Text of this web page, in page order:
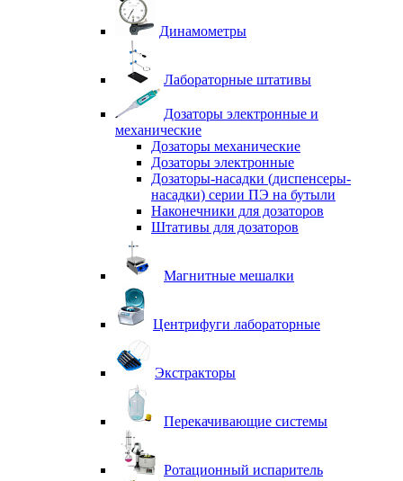
Динамометры
Лабораторные штативы
Дозаторы электронные и
механические
Дозаторы механические
Дозаторы электронные
Дозаторы-насадки (диспенсеры-
насадки) серии ПЭ на бутыли
Наконечники для дозаторов
Штативы для дозаторов
Магнитные мешалки
Центрифуги лабораторные
Экстракторы
Перекачивающие системы
Ротационный испаритель